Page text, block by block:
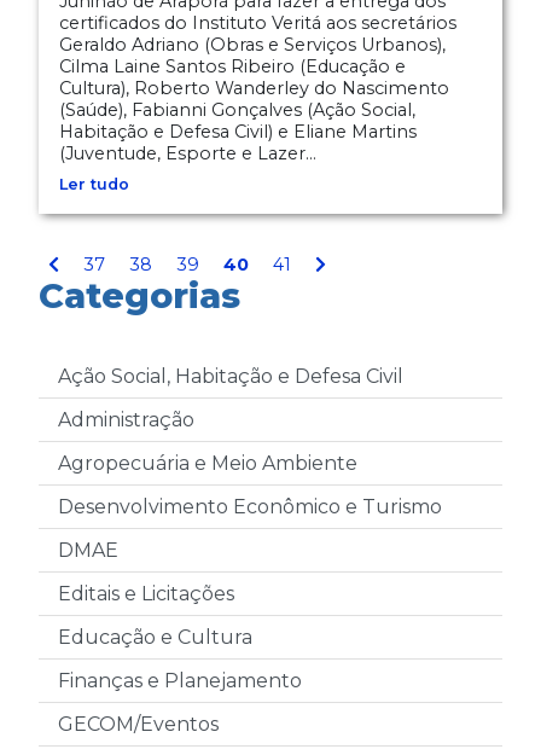
certificados do Instituto Veritá aos secretários
Geraldo Adriano (Obras e Serviços Urbanos),
Cilma Laine Santos Ribeiro (Educação e
Cultura), Roberto Wanderley do Nascimento
(Saúde), Fabianni Gonçalves (Ação Social,
Habitação e Defesa Civil) e Eliane Martins
(Juventude, Esporte e Lazer...
Ler tudo
37 38 39 40 41
Categorias
Ação Social, Habitação e Defesa Civil
Administração
Agropecuária e Meio Ambiente
Desenvolvimento Econômico e Turismo
DMAE
Editais e Licitações
Educação e Cultura
Finanças e Planejamento
GECOM/Eventos